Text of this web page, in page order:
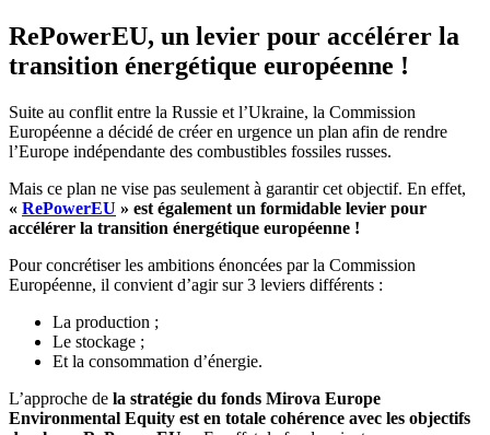
RePowerEU, un levier pour accélérer la
transition énergétique européenne !
Suite au conflit entre la Russie et l’Ukraine, la Commission
Européenne a décidé de créer en urgence un plan afin de rendre
l’Europe indépendante des combustibles fossiles russes.
Mais ce plan ne vise pas seulement à garantir cet objectif. En effet,
« RePowerEU » est également un formidable levier pour
accélérer la transition énergétique européenne !
Pour concrétiser les ambitions énoncées par la Commission
Européenne, il convient d’agir sur 3 leviers différents :
La production ;
Le stockage ;
Et la consommation d’énergie.
L’approche de la stratégie du fonds Mirova Europe
Environmental Equity est en totale cohérence avec les objectifs